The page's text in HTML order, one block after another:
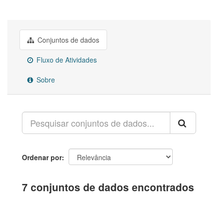
Conjuntos de dados
Fluxo de Atividades
Sobre
Ordenar por
7 conjuntos de dados encontrados